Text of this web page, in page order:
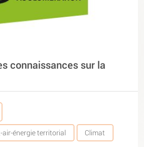
connaissances sur la
air-énergie territorial Climat